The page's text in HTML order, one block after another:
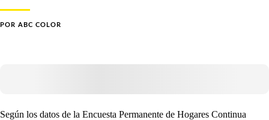
POR ABC COLOR
Según los datos de la Encuesta Permanente de Hogares Continua